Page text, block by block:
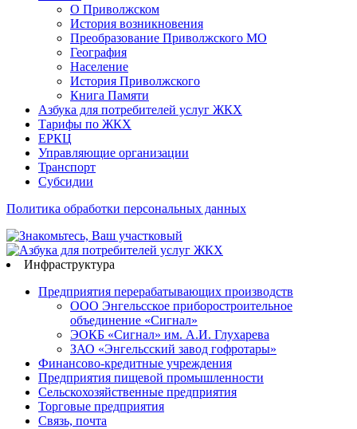
О Приволжском
История возникновения
Преобразование Приволжского МО
География
Население
История Приволжского
Книга Памяти
Азбука для потребителей услуг ЖКХ
Тарифы по ЖКХ
ЕРКЦ
Управляющие организации
Транспорт
Субсидии
Политика обработки персональных данных
Инфраструктура
Предприятия перерабатывающих производств
ООО Энгельсское приборостроительное
объединение «Сигнал»
ЭОКБ «Сигнал» им. А.И. Глухарева
ЗАО «Энгельсский завод гофротары»
Финансово-кредитные учреждения
Предприятия пищевой промышленности
Сельскохозяйственные предприятия
Торговые предприятия
Связь, почта